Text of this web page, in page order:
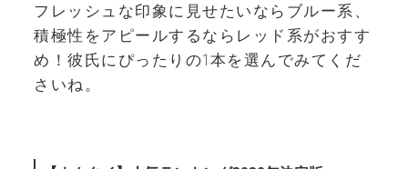
フレッシュな印象に見せたいならブルー系、
積極性をアピールするならレッド系がおすす
め！彼氏にぴったりの1本を選んでみてくだ
さいね。